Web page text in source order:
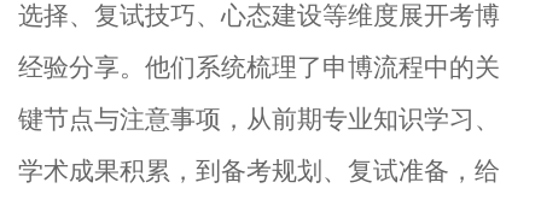
选择、复试技巧、心态建设等维度展开考博
经验分享。他们系统梳理了申博流程中的关
键节点与注意事项，从前期专业知识学习、
学术成果积累 ， 到备考规划、复试准备，给